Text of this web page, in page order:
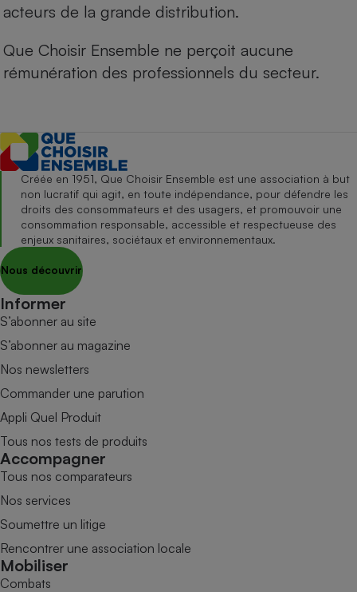
acteurs de la grande distribution.
Que Choisir Ensemble ne perçoit aucune
rémunération des professionnels du secteur.
Créée en 1951, Que Choisir Ensemble est une association à but
non lucratif qui agit, en toute indépendance, pour défendre les
droits des consommateurs et des usagers, et promouvoir une
consommation responsable, accessible et respectueuse des
enjeux sanitaires, sociétaux et environnementaux.
Nous découvrir
Informer
S’abonner au site
S’abonner au magazine
Nos newsletters
Commander une parution
Appli Quel Produit
Tous nos tests de produits
Accompagner
Tous nos comparateurs
Nos services
Soumettre un litige
Rencontrer une association locale
Mobiliser
Combats